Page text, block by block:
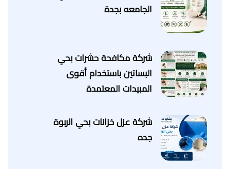
الجامعه بجدة
شركة مكافحة حشرات بحي
البساتين باستخدام أقوى
المبيدات المعتمدة
شركة عزل خزانات بحي الربوة
جده